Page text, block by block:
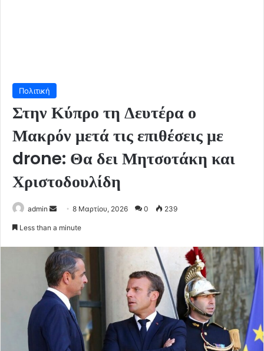
Πολιτική
Στην Κύπρο τη Δευτέρα ο
Μακρόν μετά τις επιθέσεις με
drone: Θα δει Μητσοτάκη και
Χριστοδουλίδη
admin
Send8 Μαρτίου, 2026 0 239
Less than a minute